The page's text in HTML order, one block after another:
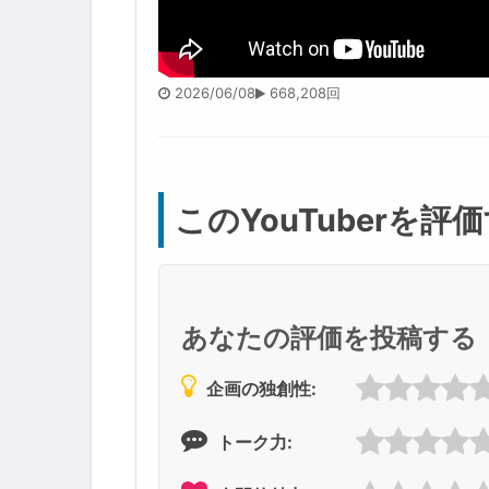
2026/06/08 668,208回
このYouTuberを評
あなたの評価を投稿する
企画の独創性:
トーク力: